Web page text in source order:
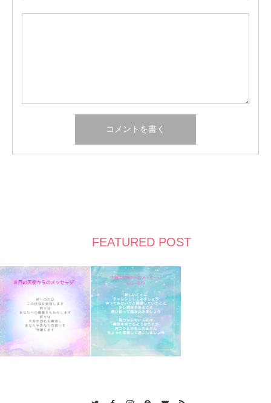
FEATURED POST